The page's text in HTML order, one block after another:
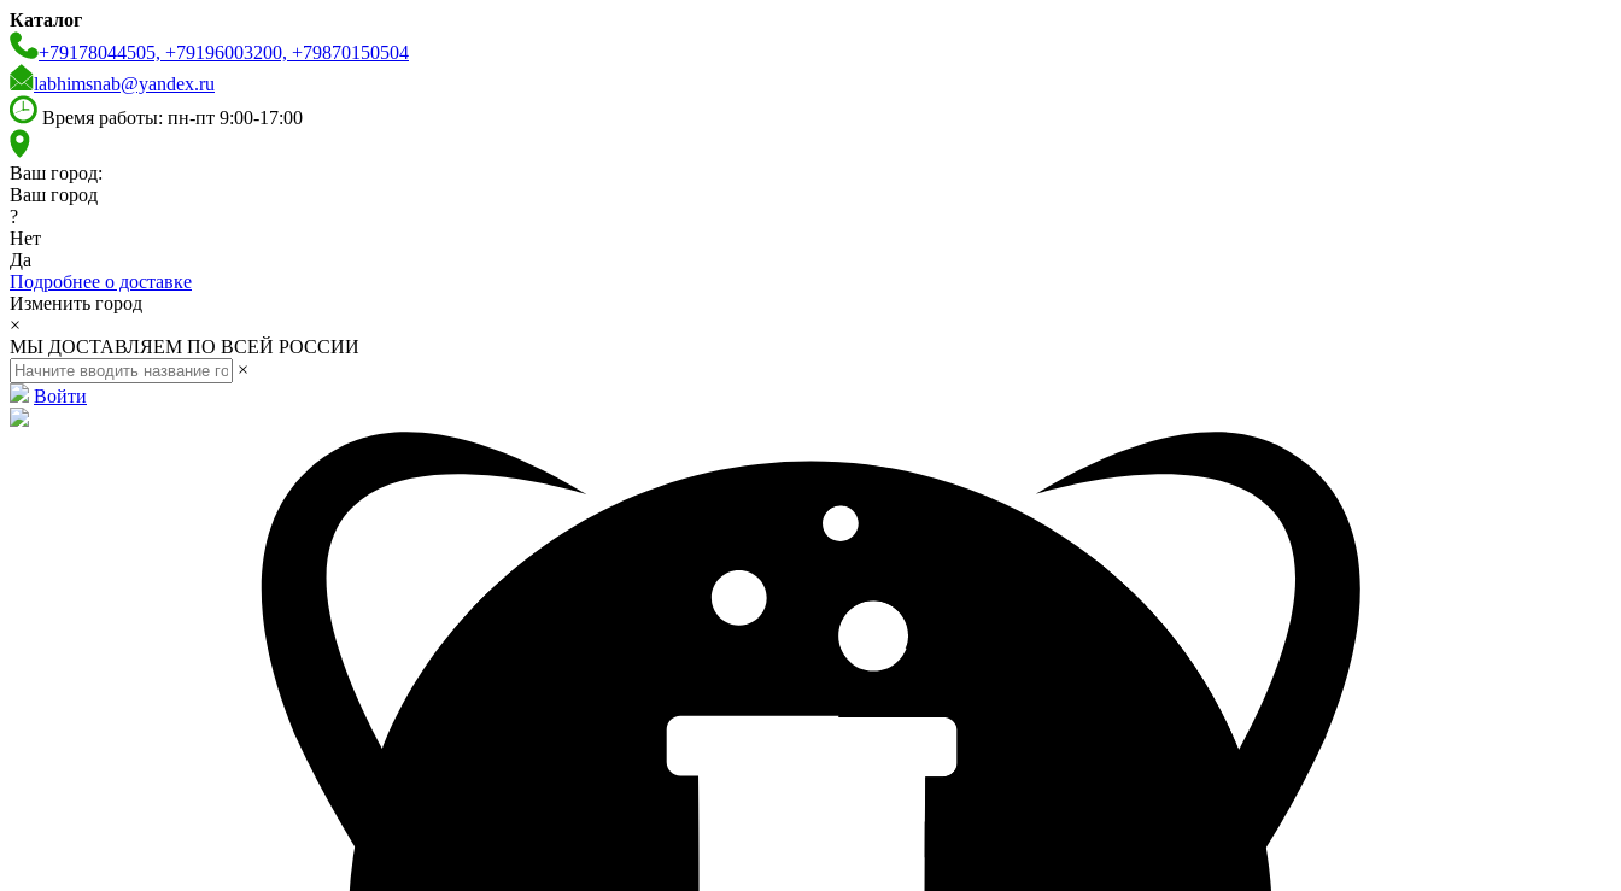
Каталог
+79178044505, +79196003200, +79870150504
labhimsnab@yandex.ru
Время работы: пн-пт 9:00-17:00
Ваш город:
Ваш город
?
Нет
Да
Подробнее о доставке
Изменить город
×
МЫ ДОСТАВЛЯЕМ ПО ВСЕЙ РОССИИ
×
Войти